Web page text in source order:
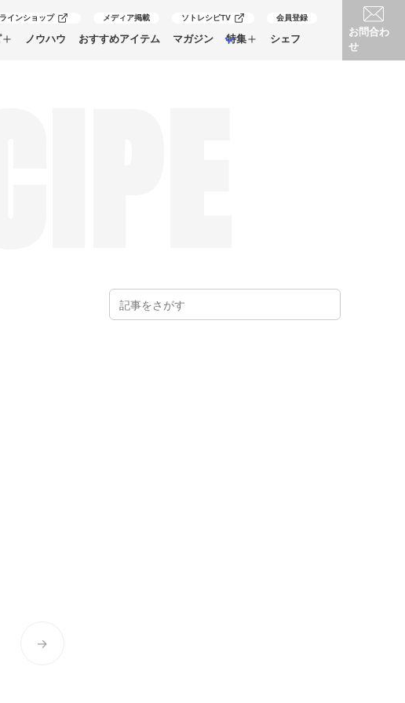
インショップ メディア掲載 ソトレシピTV 会員登録
ノウハウ おすすめアイテム マガジン 特集 シェフ
お問合わ
せ
→